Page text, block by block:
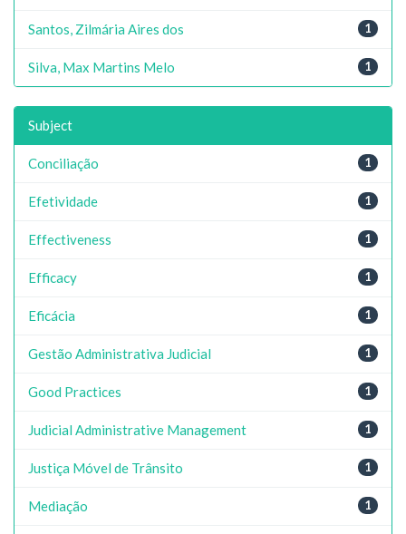
1
Santos, Zilmária Aires dos
1
Silva, Max Martins Melo
Subject
1
Conciliação
1
Efetividade
1
Effectiveness
1
Efficacy
1
Eficácia
1
Gestão Administrativa Judicial
1
Good Practices
1
Judicial Administrative Management
1
Justiça Móvel de Trânsito
1
Mediação